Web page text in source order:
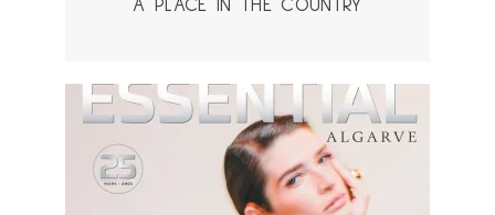
A PLACE IN THE COUNTRY